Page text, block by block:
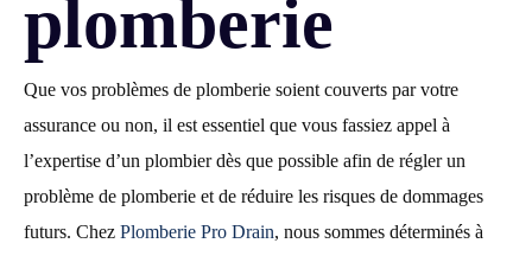
plomberie
Que vos problèmes de plomberie soient couverts par votre
assurance ou non, il est essentiel que vous fassiez appel à
l’expertise d’un plombier dès que possible afin de régler un
problème de plomberie et de réduire les risques de dommages
futurs. Chez Plomberie Pro Drain, nous sommes déterminés à